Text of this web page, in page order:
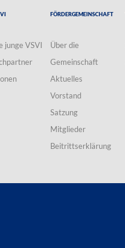
junge VSVI
Fördergemeinschaft
Über die
Gemeinschaft
Aktuelles
Vorstand
Satzung
Mitglieder
Beitrittserklärung